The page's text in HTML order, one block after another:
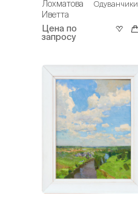
Лохматова
Иветта
Одуванчики
Цена по
запросу